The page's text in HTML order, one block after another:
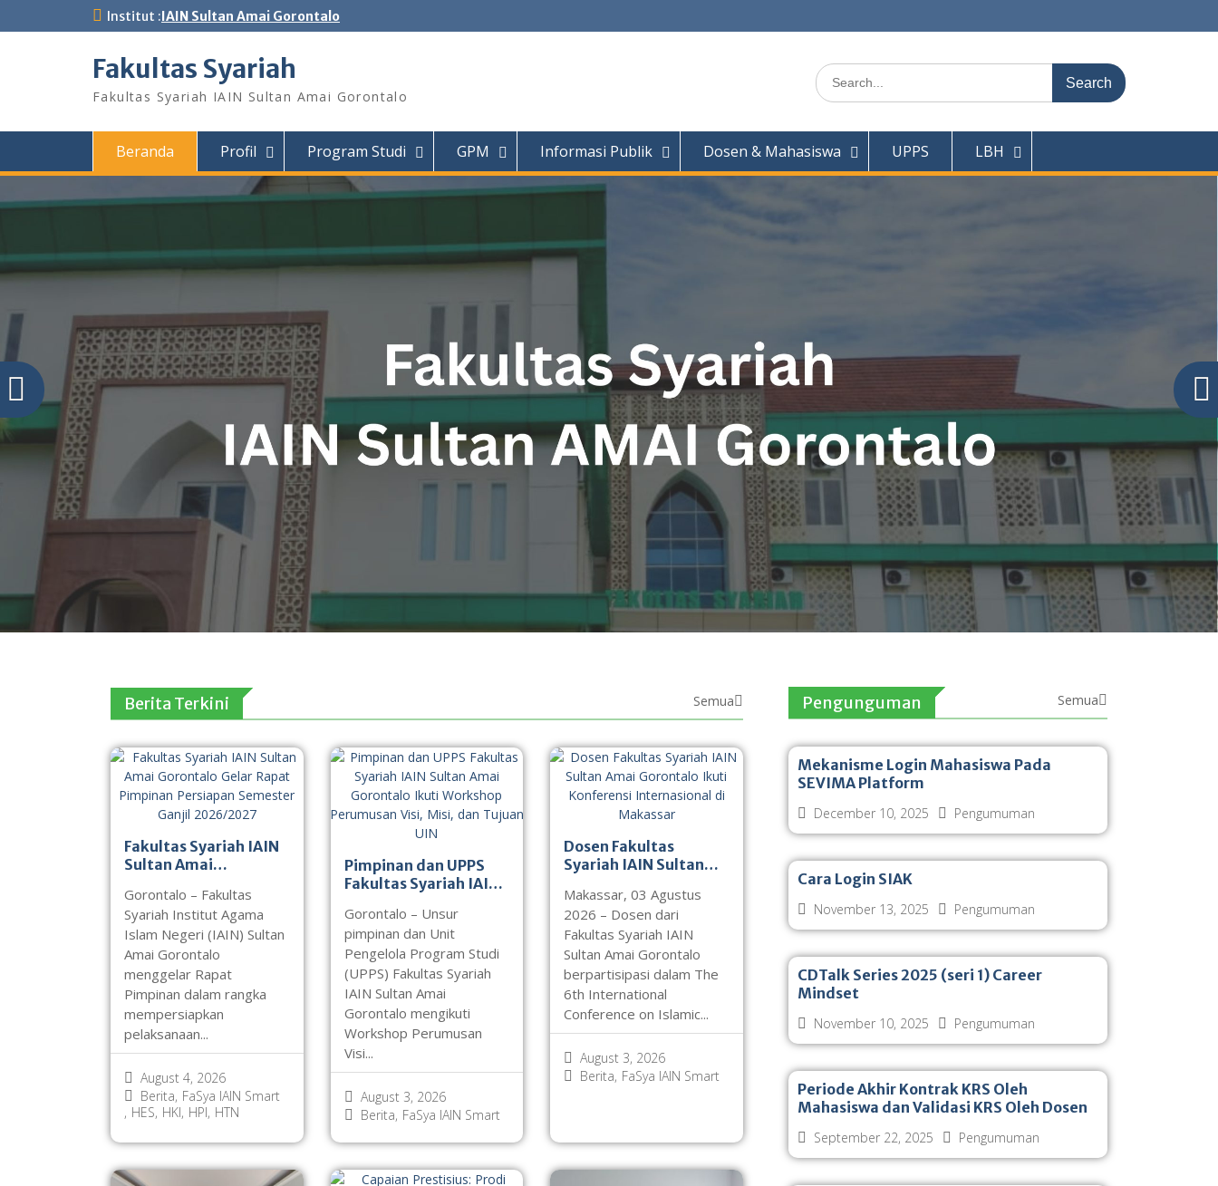
Institut :IAIN Sultan Amai Gorontalo
Fakultas Syariah
Fakultas Syariah IAIN Sultan Amai Gorontalo
Beranda Profil Program Studi GPM Informasi Publik Dosen & Mahasiswa UPPS LBH
Berita Terkini Semua
Fakultas Syariah IAIN
Sultan Amai
Pimpinan Persiapan
Semester Ganjil
2026/2027
August 4, 2026
Berita, FaSya IAIN Smart
, HES, HKI, HPI, HTN
Gorontalo – Fakultas
Syariah Institut Agama
Islam Negeri (IAIN) Sultan
Amai Gorontalo
menggelar Rapat
Pimpinan dalam rangka
mempersiapkan
pelaksanaan...
Pimpinan dan UPPS
Fakultas Syariah IAIN
Gorontalo Ikuti
Workshop Perumusan
Visi, Misi, dan Tujuan
UIN
August 3, 2026
Berita, FaSya IAIN Smart
Gorontalo – Unsur
pimpinan dan Unit
Pengelola Program Studi
(UPPS) Fakultas Syariah
IAIN Sultan Amai
Gorontalo mengikuti
Workshop Perumusan
Visi...
Dosen Fakultas
Syariah IAIN Sultan
Konferensi
Internasional di
Makassar
August 3, 2026
Berita, FaSya IAIN Smart
Makassar, 03 Agustus
2026 – Dosen dari
Fakultas Syariah IAIN
Sultan Amai Gorontalo
berpartisipasi dalam The
6th International
Conference on Islamic...
Pengunguman Semua
Mekanisme Login Mahasiswa Pada
SEVIMA Platform
December 10, 2025 Pengumuman
Cara Login SIAK
November 13, 2025 Pengumuman
CDTalk Series 2025 (seri 1) Career
Mindset
November 10, 2025 Pengumuman
Periode Akhir Kontrak KRS Oleh
Mahasiswa dan Validasi KRS Oleh Dosen
September 22, 2025 Pengumuman